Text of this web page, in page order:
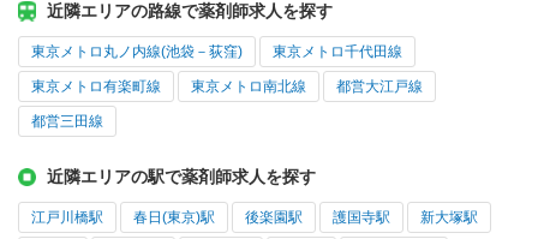
近隣エリアの路線で薬剤師求人を探す
東京メトロ丸ノ内線(池袋－荻窪) 東京メトロ千代田線
東京メトロ有楽町線 東京メトロ南北線 都営大江戸線
都営三田線
近隣エリアの駅で薬剤師求人を探す
江戸川橋駅 春日(東京)駅 後楽園駅 護国寺駅 新大塚駅